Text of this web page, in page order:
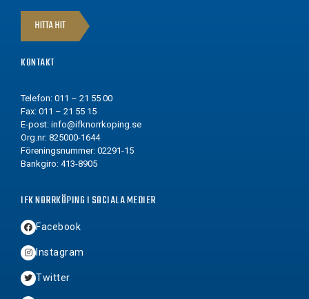
HITTA HIT
KONTAKT
Telefon: 011 – 21 55 00
Fax: 011 – 21 55 15
E-post: info@ifknorrkoping.se
Org.nr: 825000-1644
Föreningsnummer: 02291-15
Bankgiro: 413-8905
IFK NORRKÖPING I SOCIALA MEDIER
Facebook
Instagram
Twitter